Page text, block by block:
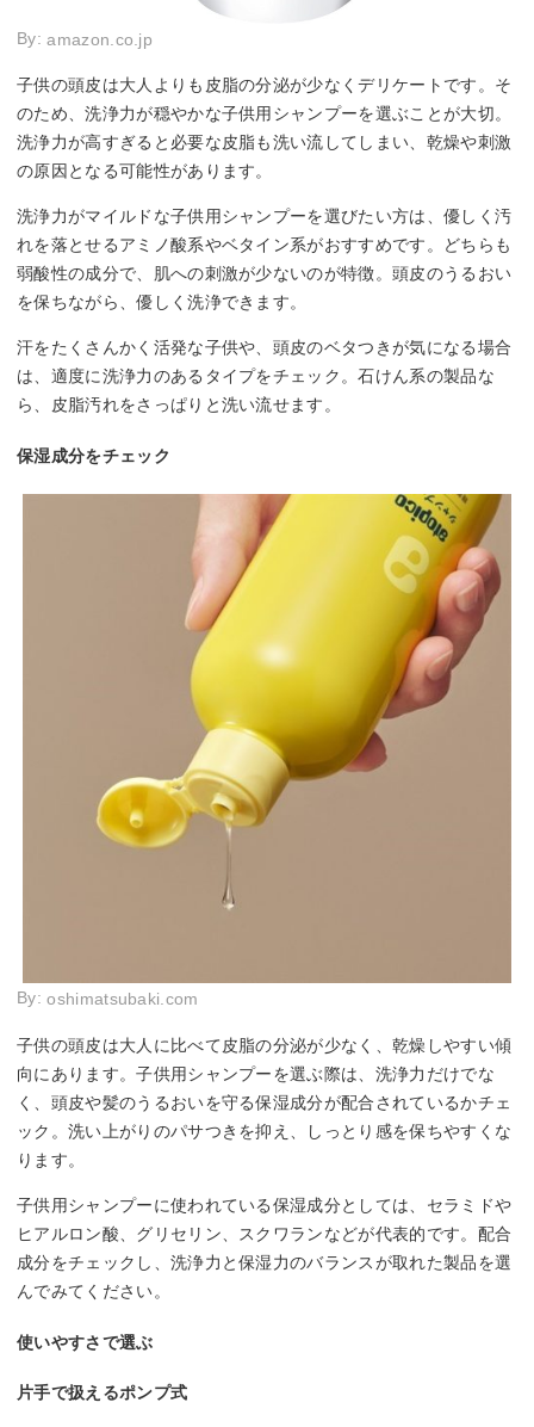
By:amazon.co.jp
子供の頭皮は大人よりも皮脂の分泌が少なくデリケートです。そ
のため、洗浄力が穏やかな子供用シャンプーを選ぶことが大切。
洗浄力が高すぎると必要な皮脂も洗い流してしまい、乾燥や刺激
の原因となる可能性があります。
洗浄力がマイルドな子供用シャンプーを選びたい方は、優しく汚
れを落とせるアミノ酸系やベタイン系がおすすめです。どちらも
弱酸性の成分で、肌への刺激が少ないのが特徴。頭皮のうるおい
を保ちながら、優しく洗浄できます。
汗をたくさんかく活発な子供や、頭皮のベタつきが気になる場合
は、適度に洗浄力のあるタイプをチェック。石けん系の製品な
ら、皮脂汚れをさっぱりと洗い流せます。
保湿成分をチェック
By:oshimatsubaki.com
子供の頭皮は大人に比べて皮脂の分泌が少なく、乾燥しやすい傾
向にあります。子供用シャンプーを選ぶ際は、洗浄力だけでな
く、頭皮や髪のうるおいを守る保湿成分が配合されているかチェ
ック。洗い上がりのパサつきを抑え、しっとり感を保ちやすくな
ります。
子供用シャンプーに使われている保湿成分としては、セラミドや
ヒアルロン酸、グリセリン、スクワランなどが代表的です。配合
成分をチェックし、洗浄力と保湿力のバランスが取れた製品を選
んでみてください。
使いやすさで選ぶ
片手で扱えるポンプ式